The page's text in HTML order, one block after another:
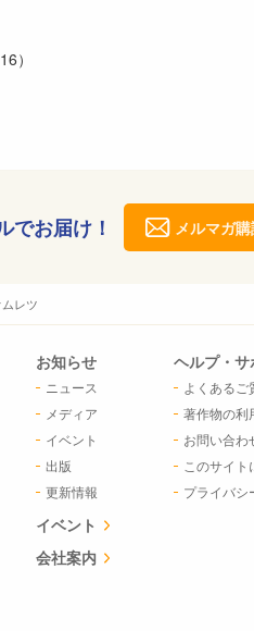
）
でお届け！ メルマガ
レツ
お知らせ
ニュース
メディア
イベント
出版
更新情報
イベント
会社案内
ヘルプ・サ
よくあるご
著作物の利
お問い合わ
このサイト
プライバシ